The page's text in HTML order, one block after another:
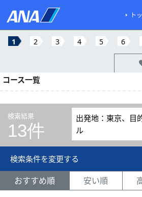
ト
1 2 3 4 5 6
コース一覧
検索結果
13件
出発地：東京、目
ル
検索条件を変更する
おすすめ順 安い順